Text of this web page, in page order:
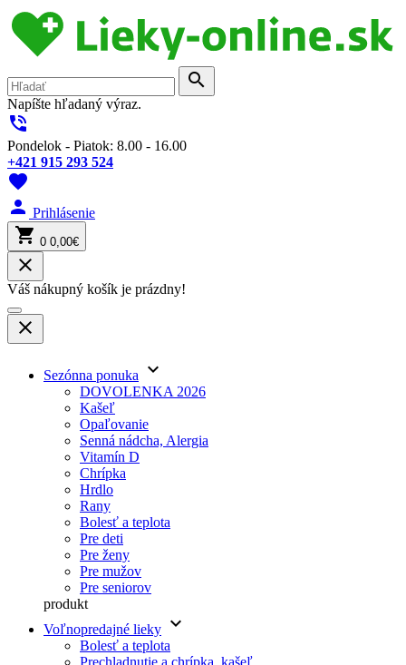
search
Napíšte hľadaný výraz.
phone_in_talk
Pondelok - Piatok: 8.00 - 16.00
+421 915 293 524
favorite
person Prihlásenie
shopping_cart 0 0,00€
close
Váš nákupný košík je prázdny!
close
Sezónna ponuka keyboard_arrow_down
DOVOLENKA 2026
Kašeľ
Opaľovanie
Senná nádcha, Alergia
Vitamín D
Chrípka
Hrdlo
Rany
Bolesť a teplota
Pre deti
Pre ženy
Pre mužov
Pre seniorov
produkt
Voľnopredajné lieky keyboard_arrow_down
Bolesť a teplota
Prechladnutie a chrípka, kašeľ